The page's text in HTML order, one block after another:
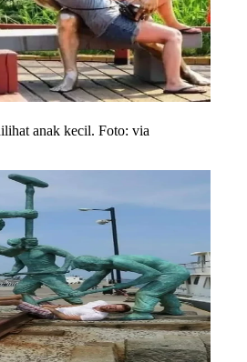
anak kecil. Foto: via